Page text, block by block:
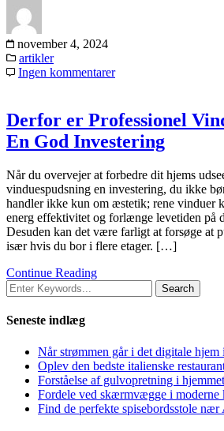
november 4, 2024
artikler
Ingen kommentarer
Derfor er Professionel
En God Investering
Når du overvejer at forbedre dit hjems
vinduespudsning en investering, du ikke
handler ikke kun om æstetik; rene vinduer
energ effektivitet og forlænge levetiden på
Desuden kan det være farligt at forsøge at
især hvis du bor i flere etager. […]
Continue Reading
Seneste indlæg
Når strømmen går i det digitale
Oplev den bedste italienske
Forståelse af gulvopretning i hjemmet
Fordele ved skærmvægge i moderne
Find de perfekte spisebordsstole nær